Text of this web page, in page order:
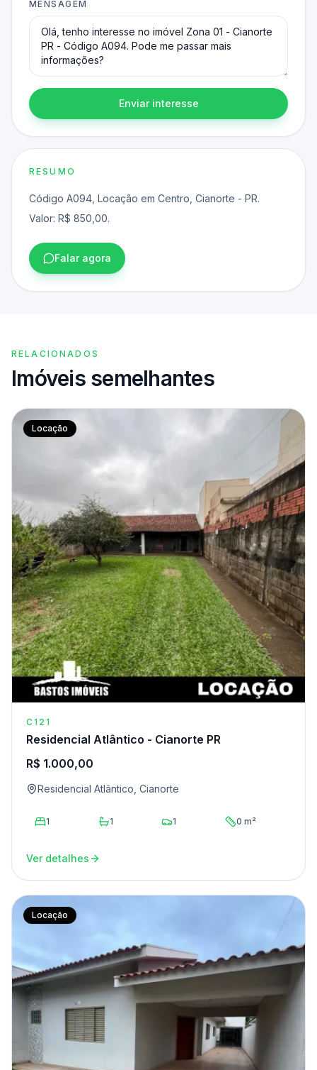
MENSAGEM
Enviar interesse
RESUMO
Código A094, Locação em Centro, Cianorte - PR.
Valor: R$ 850,00.
Falar agora
RELACIONADOS
Imóveis semelhantes
Locação
C121
Residencial Atlântico - Cianorte PR
R$ 1.000,00
Residencial Atlântico, Cianorte
1 1 1 0 m²
Ver detalhes
Locação